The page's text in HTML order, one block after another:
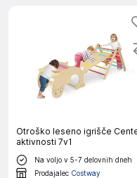
Otroško leseno igrišče
aktivnosti 7v1
Na voljo v 5-7 delovnih dneh
Prodajalec Costway